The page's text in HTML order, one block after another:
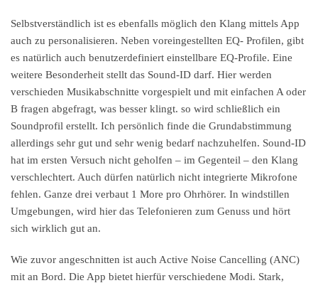
Selbstverständlich ist es ebenfalls möglich den Klang mittels App
auch zu personalisieren. Neben voreingestellten EQ- Profilen, gibt
es natürlich auch benutzerdefiniert einstellbare EQ-Profile. Eine
weitere Besonderheit stellt das Sound-ID darf. Hier werden
verschieden Musikabschnitte vorgespielt und mit einfachen A oder
B fragen abgefragt, was besser klingt. so wird schließlich ein
Soundprofil erstellt. Ich persönlich finde die Grundabstimmung
allerdings sehr gut und sehr wenig bedarf nachzuhelfen. Sound-ID
hat im ersten Versuch nicht geholfen – im Gegenteil – den Klang
verschlechtert. Auch dürfen natürlich nicht integrierte Mikrofone
fehlen. Ganze drei verbaut 1 More pro Ohrhörer. In windstillen
Umgebungen, wird hier das Telefonieren zum Genuss und hört
sich wirklich gut an.
Wie zuvor angeschnitten ist auch Active Noise Cancelling (ANC)
mit an Bord. Die App bietet hierfür verschiedene Modi. Stark,